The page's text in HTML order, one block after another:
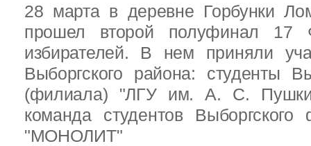
28 марта в деревне Горбунки
прошел второй полуфинал 17
избирателей. В нем приняли
Выборгского района: студенты
(филиала) "ЛГУ им. А. С.
команда студентов
"МОНОЛИТ"